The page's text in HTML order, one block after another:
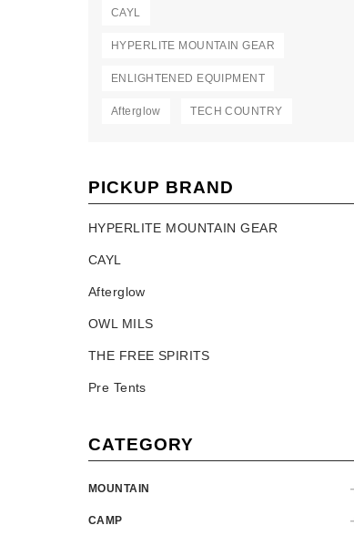
CAYL
HYPERLITE MOUNTAIN GEAR
ENLIGHTENED EQUIPMENT
Afterglow TECH COUNTRY
PICKUP BRAND
HYPERLITE MOUNTAIN GEAR
CAYL
Afterglow
OWL MILS
THE FREE SPIRITS
Pre Tents
CATEGORY
MOUNTAIN
CAMP